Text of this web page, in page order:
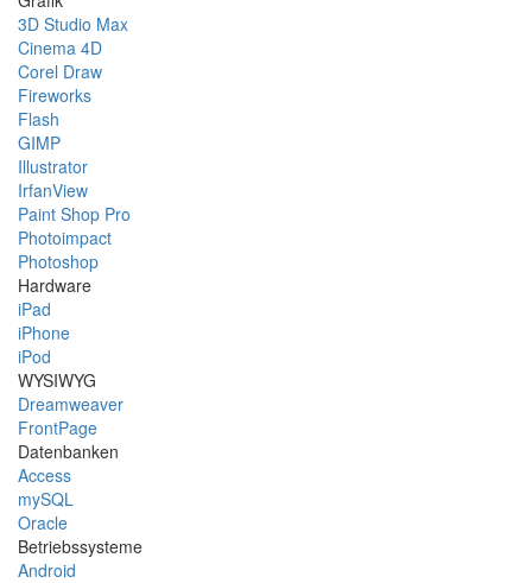
3D Studio Max
Cinema 4D
Corel Draw
Fireworks
Flash
GIMP
Illustrator
IrfanView
Paint Shop Pro
Photoimpact
Photoshop
Hardware
iPad
iPhone
iPod
WYSIWYG
Dreamweaver
FrontPage
Datenbanken
Access
mySQL
Oracle
Betriebssysteme
Android